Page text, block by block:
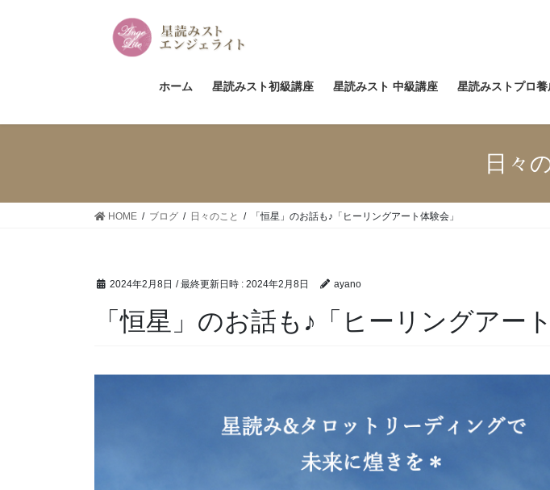
ス
ン
ホーム 星読みスト初級講座 星読みスト 中級講座 星読みストプロ
日々
HOME ブログ 日々のこと 「恒星」のお話も♪「ヒーリングアート体験会」
2024年2月8日 / 最終更新日時 : 2024年2月8日 ayano
「恒星」のお話も♪「ヒーリングアー